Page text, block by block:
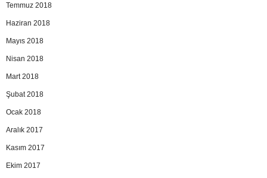
Temmuz 2018
Haziran 2018
Mayıs 2018
Nisan 2018
Mart 2018
Şubat 2018
Ocak 2018
Aralık 2017
Kasım 2017
Ekim 2017